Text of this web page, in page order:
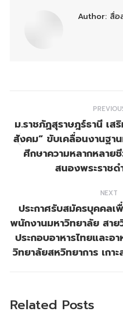
Author: สื่อ
navigation
ม.ราชภัฏสุราษฎร์ธานี เส
สังคม” ขับเคลื่อนงานฐา
ศึกษาความหลากหลาย
สนองพระราชด
NEXT
ประกาศรับสมัครบุคคลเ
พนักงานมหาวิทยาลัย สาย
ประกอบอาหารไทยและอ
วิทยาลัยสหวิทยาการ เกา
Related Posts